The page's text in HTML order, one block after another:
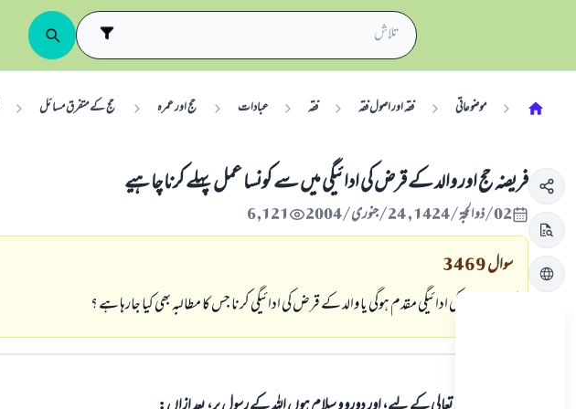
موضوعاتی فقہ اور اصول فقہ فقہ عبادات حج اور عمرہ حج کے متفرق مسائل
فریضہ حج اور والد کے قرض کی ادائيگي میں سے کونسا عمل پہلے کرنا چاہیے
02/ذو الحجة/1424 , 24/جنوری/2004 6,121
سوال3469
کیا فريضہ حج کی ادائيگي مقدم ہوگي یا والد کے قرض کی ادائيگي کرنا جس کا مطالبہ بھی کیا جارہا ہے ؟